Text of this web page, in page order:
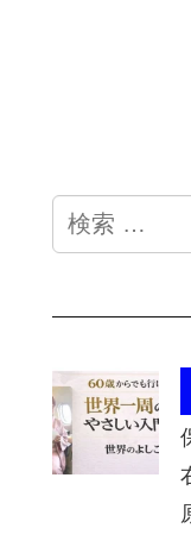
検
索